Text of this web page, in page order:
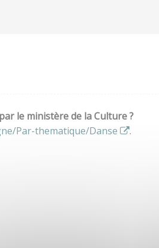
le ministère de la Culture ?
Par-thematique/Danse .